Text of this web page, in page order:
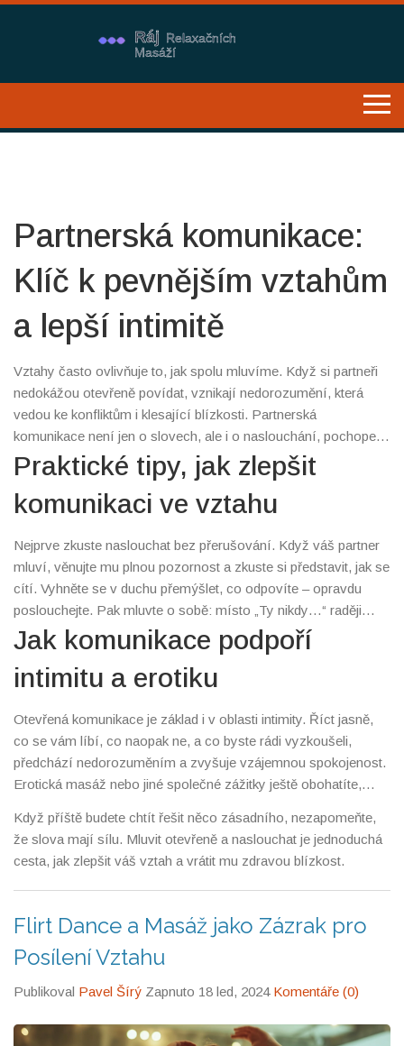
Partnerská komunikace:
Klíč k pevnějším vztahům
a lepší intimitě
Vztahy často ovlivňuje to, jak spolu mluvíme. Když si partneři
nedokážou otevřeně povídat, vznikají nedorozumění, která
vedou ke konfliktům i klesající blízkosti. Partnerská
komunikace není jen o slovech, ale i o naslouchání, pochopení
a schopnosti vyjádřit své pocity tak, aby to druhý opravdu
chápal. Největší rozdíl dělá, když místo obviňování použijete
své vlastní pocity a potřeby – to otevírá cestu k řešení, ne k
Praktické tipy, jak zlepšit
komunikaci ve vztahu
Nejprve zkuste naslouchat bez přerušování. Když váš partner
mluví, věnujte mu plnou pozornost a zkuste si představit, jak se
cítí. Vyhněte se v duchu přemýšlet, co odpovíte – opravdu
poslouchejte. Pak mluvte o sobě: místo „Ty nikdy…“ raději
„Cítím se ztracený, když…“. Pomůže to předcházet obranným
reakcím a posiluje to důvěru. Když přicházejí konflikty,
soustřeďte se na jedno téma, nevyhrnujte staré křivdy a
Jak komunikace podpoří
intimitu a erotiku
Otevřená komunikace je základ i v oblasti intimity. Říct jasně,
co se vám líbí, co naopak ne, a co byste rádi vyzkoušeli,
předchází nedorozuměním a zvyšuje vzájemnou spokojenost.
Erotická masáž nebo jiné společné zážitky ještě obohatíte,
jaké hranice máte. Partnerská komunikace tak přináší větší
důvěru a dovoluje vztahu růst i v těch nejintimnějších
momentech.
Když příště budete chtít řešit něco zásadního, nezapomeňte,
že slova mají sílu. Mluvit otevřeně a naslouchat je jednoduchá
cesta, jak zlepšit váš vztah a vrátit mu zdravou blízkost.
Flirt Dance a Masáž jako Zázrak pro
Posílení Vztahu
Publikoval Pavel Šírý Zapnuto 18 led, 2024 Komentáře (0)